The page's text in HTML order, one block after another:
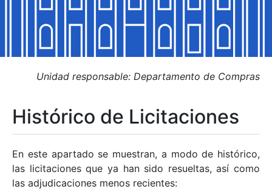
Mostrar/Ocultar
Mostrar/Ocultar
Mostrar/Ocultar
Mostrar/Ocultar
Mostrar/Ocultar
Unidad responsable: Departamento de Compras
Histórico de Licitaciones
En este apartado se muestran, a modo de histórico,
las licitaciones que ya han sido resueltas, así como
las adjudicaciones menos recientes: